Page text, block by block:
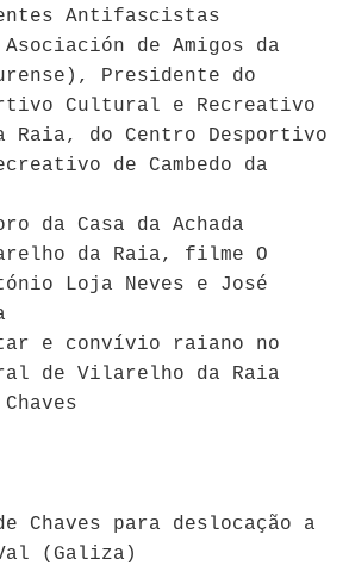
Antifascistas
de Amigos da
Presidente do
Cultural e Recreativo
Raia, do Centro Desportivo
de Cambedo da
da Casa da Achada
da Raia, filme O
Loja Neves e José
e convívio raiano no
de Vilarelho da Raia
Chaves para deslocação a
(Galiza)